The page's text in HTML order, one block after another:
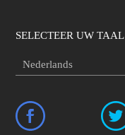
SELECTEER UW TAAL